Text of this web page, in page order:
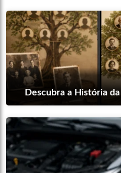
Descubra a História